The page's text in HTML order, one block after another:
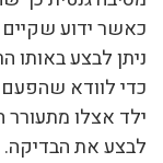
כאשר ידוע שקיים
ניתן לבצע באותו
כדי לוודא
ילד אצלו
לבצע את הבדיקה.